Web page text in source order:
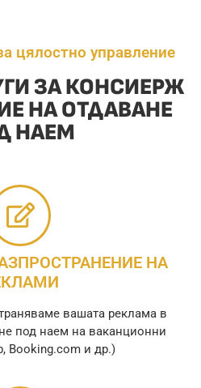
цялостно управление
ЗА КОНСИЕРЖ
НА ОТДАВАНЕ
НАЕМ
НА
вашата реклама в
под наем на ваканционни
Booking.com и др.)